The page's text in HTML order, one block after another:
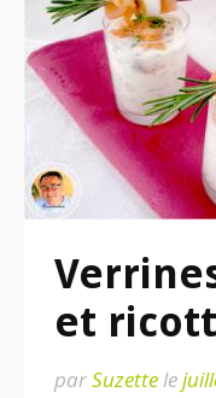
et
parSuzettele